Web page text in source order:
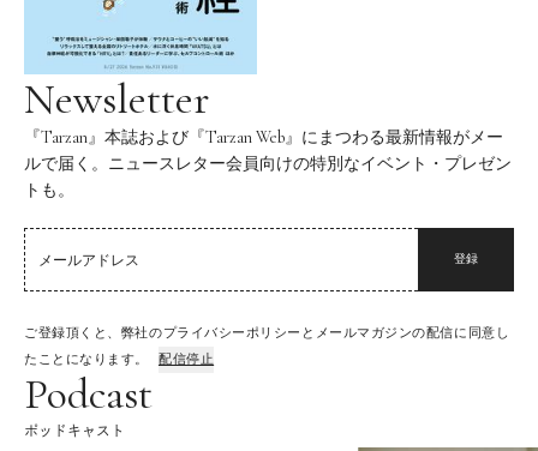
Newsletter
『Tarzan』本誌および『Tarzan Web』にまつわる最新情報がメー
ルで届く。ニュースレター会員向けの特別なイベント・プレゼン
トも。
登録
ご登録頂くと、弊社のプライバシーポリシーとメールマガジンの配信に同意し
たことになります。
配信停止
Podcast
ポッドキャスト